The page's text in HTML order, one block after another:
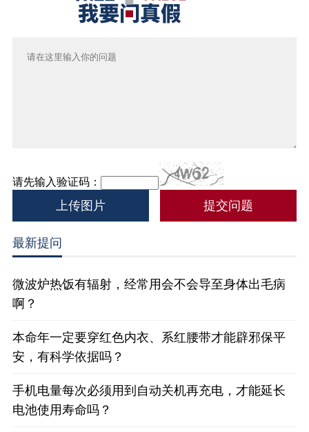
请先输入验证码：
上传图片
最新提问
微波炉热饭有辐射，经常用会不会导至身体出毛病
啊？
本命年一定要穿红色内衣、系红腰带才能辟邪保平
安，有科学依据吗？
手机电量每次必须用到自动关机再充电，才能延长
电池使用寿命吗？